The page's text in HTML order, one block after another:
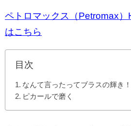
ペトロマックス（Petromax）
はこちら
目次
なんて言ったってブラスの輝き！
ピカールで磨く